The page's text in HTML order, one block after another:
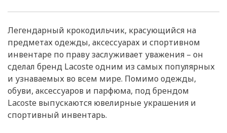
Легендарный крокодильчик, красующийся на
предметах одежды, аксессуарах и спортивном
инвентаре по праву заслуживает уважения – он
сделал бренд Lacoste одним из самых популярных
и узнаваемых во всем мире. Помимо одежды,
обуви, аксессуаров и парфюма, под брендом
Lacoste выпускаются ювелирные украшения и
спортивный инвентарь.